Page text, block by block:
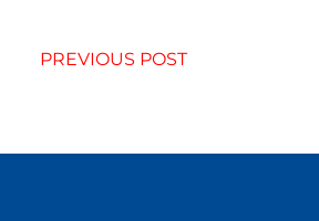
PREVIOUS POST